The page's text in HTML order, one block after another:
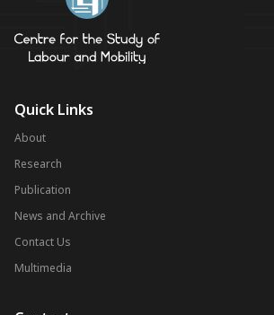
Quick Links
About
Research
Publication
News and Archive
Contact Us
Multimedia